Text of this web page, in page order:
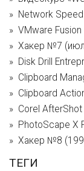
Network
VMware
Хакер №7
Disk Drill
Clipboard
Clipboard
Corel
PhotoScape X
Хакер №8
ТЕГИ